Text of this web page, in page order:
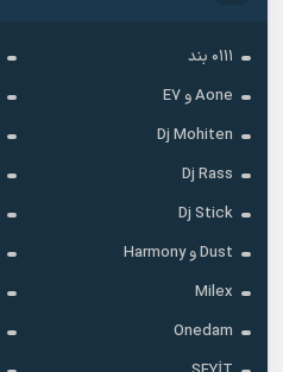
۰۱۱۱ بند
Aone و E7
Dj Mohiten
Dj Rass
Dj Stick
Dust و Harmony
Milex
Onedam